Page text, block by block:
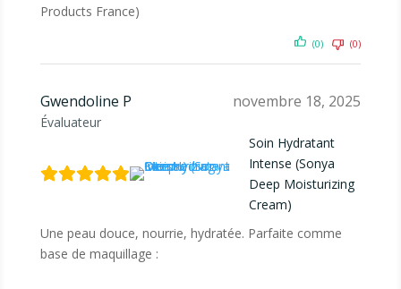
Products France)
(0) (0)
Gwendoline P
Évaluateur
novembre 18, 2025
Soin Hydratant
Intense (Sonya
Deep Moisturizing
Cream)
Une peau douce, nourrie, hydratée. Parfaite comme
base de maquillage :